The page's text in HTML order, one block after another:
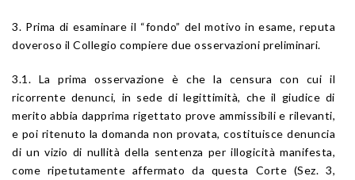
3. Prima di esaminare il “fondo” del motivo in esame, reputa
doveroso il Collegio compiere due osservazioni preliminari.
3.1. La prima osservazione è che la censura con cui il
ricorrente denunci, in sede di legittimità, che il giudice di
merito abbia dapprima rigettato prove ammissibili e rilevanti,
e poi ritenuto la domanda non provata, costituisce denuncia
di un vizio di nullità della sentenza per illogicità manifesta,
come ripetutamente affermato da questa Corte (Sez. 3,